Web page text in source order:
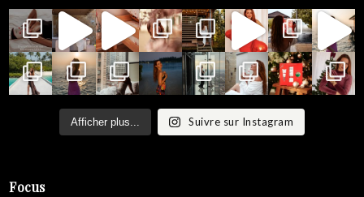
Afficher plus... Suivre sur Instagram
Focus